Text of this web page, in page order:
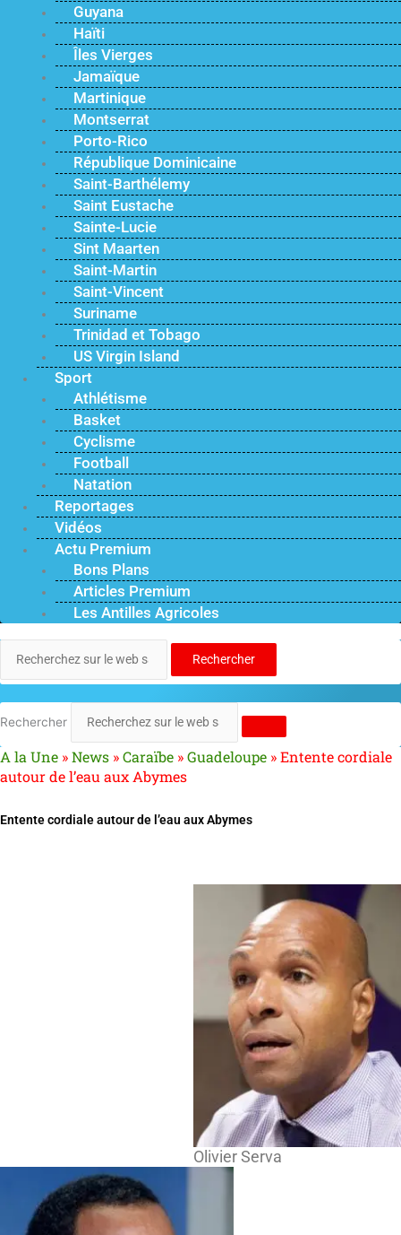
Guyana
Haïti
Îles Vierges
Jamaïque
Martinique
Montserrat
Porto-Rico
République Dominicaine
Saint-Barthélemy
Saint Eustache
Sainte-Lucie
Sint Maarten
Saint-Martin
Saint-Vincent
Suriname
Trinidad et Tobago
US Virgin Island
Sport
Athlétisme
Basket
Cyclisme
Football
Natation
Reportages
Vidéos
Actu Premium
Bons Plans
Articles Premium
Les Antilles Agricoles
Rechercher
Rechercher
A la Une »News »Caraïbe »Guadeloupe »Entente cordiale
autour de l’eau aux Abymes
Entente cordiale autour de l’eau aux Abymes
Olivier Serva